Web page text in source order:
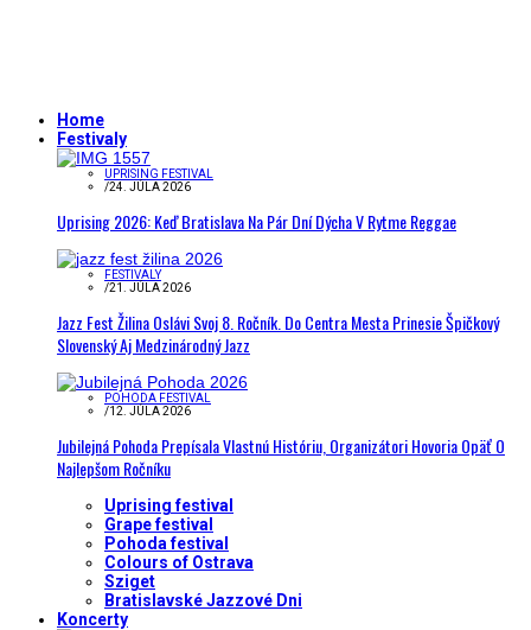
Home
Festivaly
UPRISING FESTIVAL
/24. JÚLA 2026
Uprising 2026: Keď Bratislava Na Pár Dní Dýcha V Rytme Reggae
FESTIVALY
/21. JÚLA 2026
Jazz Fest Žilina Oslávi Svoj 8. Ročník. Do Centra Mesta Prinesie Špičkový
Slovenský Aj Medzinárodný Jazz
POHODA FESTIVAL
/12. JÚLA 2026
Jubilejná Pohoda Prepísala Vlastnú Históriu, Organizátori Hovoria Opäť O
Najlepšom Ročníku
Uprising festival
Grape festival
Pohoda festival
Colours of Ostrava
Sziget
Bratislavské Jazzové Dni
Koncerty